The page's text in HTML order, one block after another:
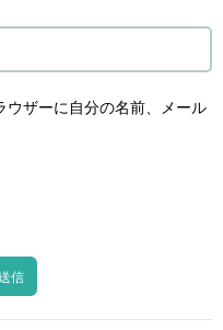
ザーに自分の名前、メール